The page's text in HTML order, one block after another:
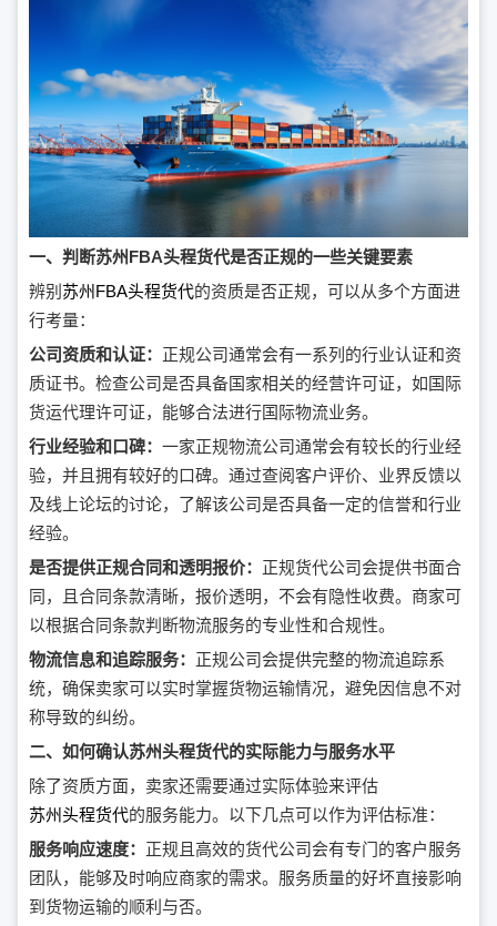
一、判断苏州FBA头程货代是否正规的一些关键要素
辨别 苏州FBA头程货代的资质是否正规，可以从多个方面进
行考量：
公司资质和认证： 正规公司通常会有一系列的行业认证和资
质证书。检查公司是否具备国家相关的经营许可证，如国际
货运代理许可证，能够合法进行国际物流业务。
行业经验和口碑： 一家正规物流公司通常会有较长的行业经
验，并且拥有较好的口碑。通过查阅客户评价、业界反馈以
及线上论坛的讨论，了解该公司是否具备一定的信誉和行业
经验。
是否提供正规合同和透明报价： 正规货代公司会提供书面合
同，且合同条款清晰，报价透明，不会有隐性收费。商家可
以根据合同条款判断物流服务的专业性和合规性。
物流信息和追踪服务： 正规公司会提供完整的物流追踪系
统，确保卖家可以实时掌握货物运输情况，避免因信息不对
称导致的纠纷。
二、如何确认苏州头程货代的实际能力与服务水平
除了资质方面，卖家还需要通过实际体验来评估
苏州头程货代的服务能力。以下几点可以作为评估标准：
服务响应速度： 正规且高效的货代公司会有专门的客户服务
团队，能够及时响应商家的需求。服务质量的好坏直接影响
到货物运输的顺利与否。